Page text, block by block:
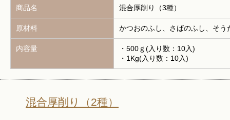
商品名 混合厚削り（3種）
原材料 かつおのふし、さばのふし、そう
内容量
・500ｇ(入り数：10入)
・1Kg(入り数：10入)
混合厚削り（2種）